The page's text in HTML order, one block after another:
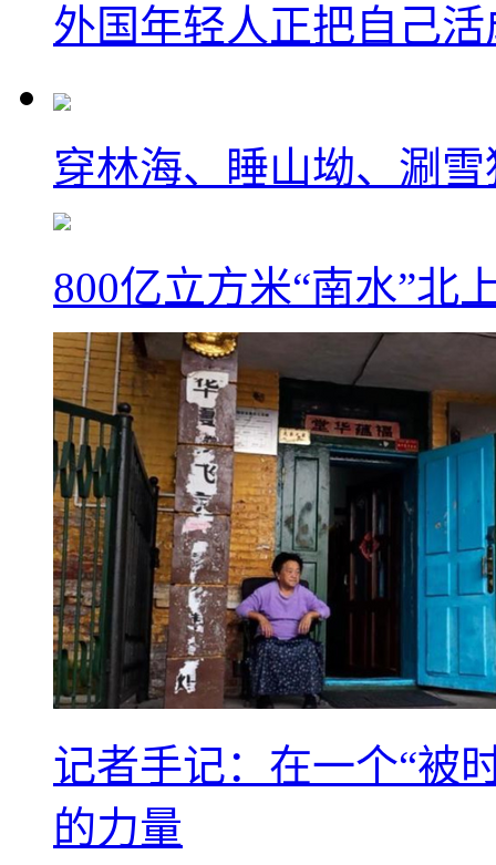
外国年轻人正把自己活
穿林海、睡山坳、涮
800亿立方米“南水”北
记者手记：在一个“被
的力量